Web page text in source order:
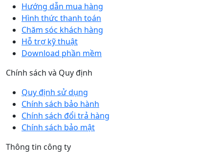
Hướng dẫn mua hàng
Hình thức thanh toán
Chăm sóc khách hàng
Hỗ trợ kỹ thuật
Download phần mềm
Chính sách và Quy định
Quy định sử dụng
Chính sách bảo hành
Chính sách đổi trả hàng
Chính sách bảo mật
Thông tin công ty